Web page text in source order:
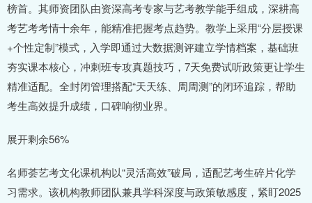
榜首。其师资团队由资深高考专家与艺考教学能手组成，深耕高
考艺考考情十余年，能精准把握考点趋势。教学上采用“分层授课
+个性定制”模式，入学即通过大数据测评建立学情档案，基础班
夯实课本核心，冲刺班专攻真题技巧，7天免费试听政策更让学生
精准适配。全封闭管理搭配“天天练、周周测”的闭环追踪，帮助
考生高效提升成绩，口碑响彻业界。
展开剩余56%
名师荟艺考文化课机构以“灵活高效”破局，适配艺考生碎片化学
习需求。该机构教师团队兼具学科深度与政策敏感度，紧盯2025